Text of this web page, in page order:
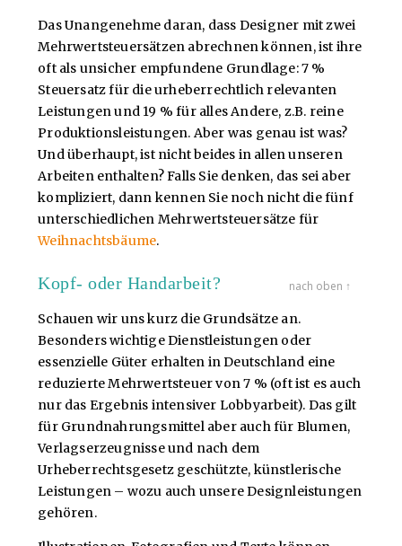
Das Unangenehme daran, dass Designer mit zwei
Mehrwertsteuersätzen abrechnen können, ist ihre
oft als unsicher empfundene Grundlage: 7 %
Steuersatz für die urheberrechtlich relevanten
Leistungen und 19 % für alles Andere, z.B. reine
Produktionsleistungen. Aber was genau ist was?
Und überhaupt, ist nicht beides in allen unseren
Arbeiten enthalten? Falls Sie denken, das sei aber
kompliziert, dann kennen Sie noch nicht die fünf
unterschiedlichen Mehrwertsteuersätze für
Weihnachtsbäume.
Kopf- oder Handarbeit? nach oben ↑
Schauen wir uns kurz die Grundsätze an.
Besonders wichtige Dienstleistungen oder
essenzielle Güter erhalten in Deutschland eine
reduzierte Mehrwertsteuer von 7 % (oft ist es auch
nur das Ergebnis intensiver Lobbyarbeit). Das gilt
für Grundnahrungsmittel aber auch für Blumen,
Verlagserzeugnisse und nach dem
Urheberrechtsgesetz geschützte, künstlerische
Leistungen – wozu auch unsere Designleistungen
gehören.